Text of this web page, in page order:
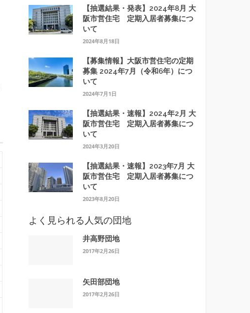
【抽選結果・発表】2024年8月 大
阪市営住宅 定期入居者募集につ
いて
2024年8月18日
【募集情報】大阪市営住宅の定期
募集 2024年7月（令和6年）につ
いて
2024年7月1日
【抽選結果・速報】2024年2月 大
阪市営住宅 定期入居者募集につ
いて
2024年3月20日
【抽選結果・速報】2023年7月 大
阪市営住宅 定期入居者募集につ
いて
2023年8月20日
よく見られる人気の団地
井高野団地
2017年2月26日
矢田部団地
2017年2月26日